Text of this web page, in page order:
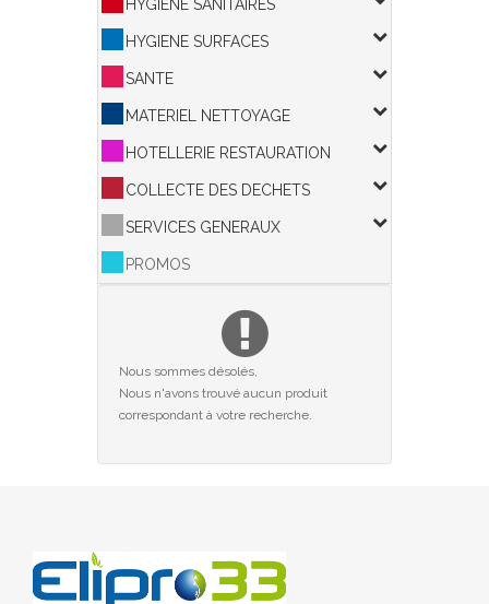
HYGIENE SANITAIRES
HYGIENE SURFACES
SANTE
MATERIEL NETTOYAGE
HOTELLERIE RESTAURATION
COLLECTE DES DECHETS
SERVICES GENERAUX
PROMOS
Nous sommes désolés,
Nous n'avons trouvé aucun produit
correspondant à votre recherche.